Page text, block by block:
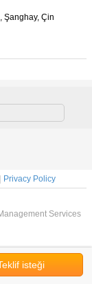
Şanghay, Çin
isteği
Privacy Policy
Services